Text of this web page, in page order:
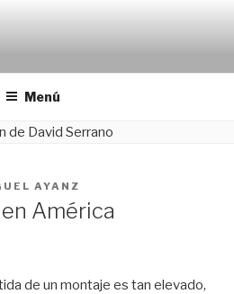
Menú
AYANZ
América
de un montaje es tan elevado,